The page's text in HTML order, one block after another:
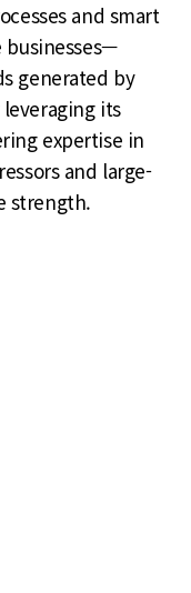
and smart
generated by
its
expertise in
and large-
strength.